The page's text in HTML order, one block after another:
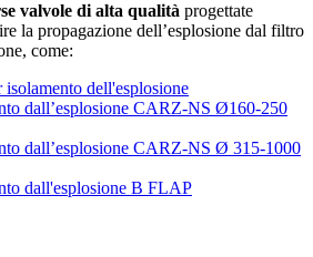
valvole di alta qualità progettate
la propagazione dell’esplosione dal filtro
come:
dell'esplosione
dall’esplosione CARZ-NS Ø160-250
dall’esplosione CARZ-NS Ø 315-1000
dall'esplosione B FLAP